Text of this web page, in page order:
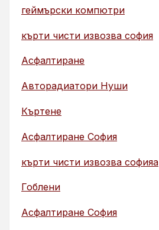
геймърски компютри
кърти чисти извозва софия
Асфалтиране
Авторадиатори Нуши
Къртене
Асфалтиране София
кърти чисти извозва софияа
Гоблени
Асфалтиране София